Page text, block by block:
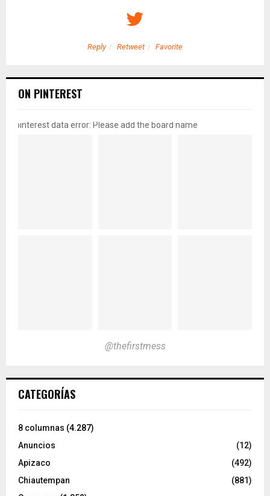
Reply Retweet Favorite
ON PINTEREST
pinterest data error: Please add the board name
@thefirstmess
CATEGORÍAS
8 columnas (4.287)
Anuncios
(12)
Apizaco
(492)
Chiautempan
(881)